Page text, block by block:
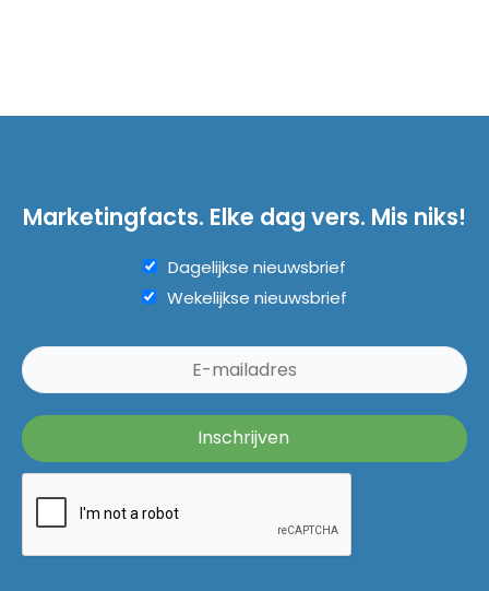
Marketingfacts. Elke dag vers. Mis niks!
Dagelijkse nieuwsbrief
Wekelijkse nieuwsbrief